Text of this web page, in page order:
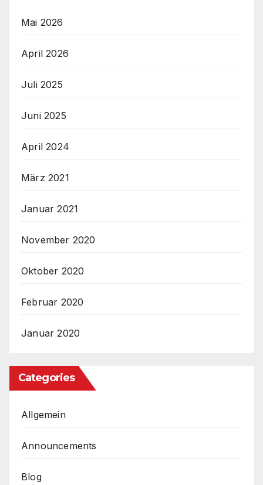
Mai 2026
April 2026
Juli 2025
Juni 2025
April 2024
März 2021
Januar 2021
November 2020
Oktober 2020
Februar 2020
Januar 2020
Categories
Allgemein
Announcements
Blog